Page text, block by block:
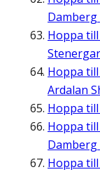
Damberg
Hoppa till
Hoppa till
Ardalan
Hoppa till
Hoppa till
Damberg
Hoppa till